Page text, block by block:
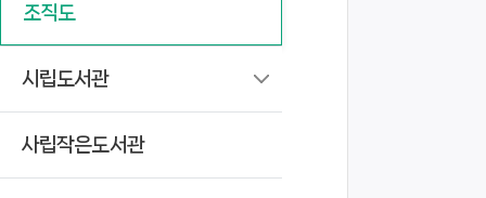
조직도
시립도서관
사립작은도서관